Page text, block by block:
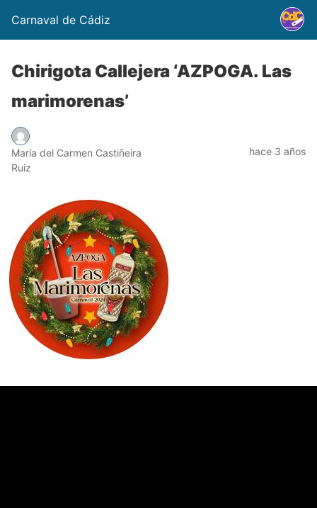
Carnaval de Cádiz
Chirigota Callejera ‘AZPOGA. Las
marimorenas’
María del Carmen Castiñeira
Ruiz
hace 3 años